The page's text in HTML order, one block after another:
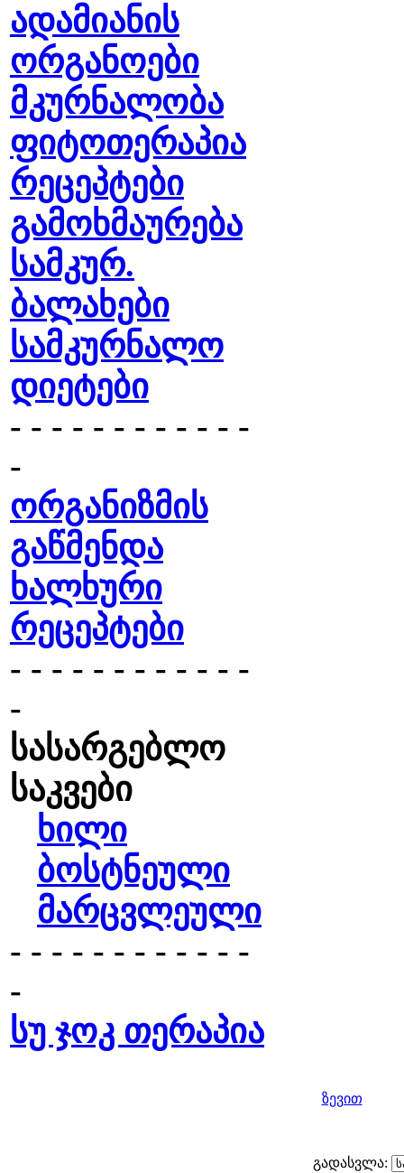
ადამიანის
ორგანოები
მკურნალობა
ფიტოთერაპია
რეცეპტები
გამოხმაურება
სამკურ.
ბალახები
სამკურნალო
დიეტები
- - - - - - - - - - - -
-
ორგანიზმის
გაწმენდა
ხალხური
რეცეპტები
- - - - - - - - - - - -
-
სასარგებლო
საკვები
ხილი
ბოსტნეული
მარცვლეული
- - - - - - - - - - - -
-
სუ ჯოკ თერაპია
ზევით
გადასვლა: